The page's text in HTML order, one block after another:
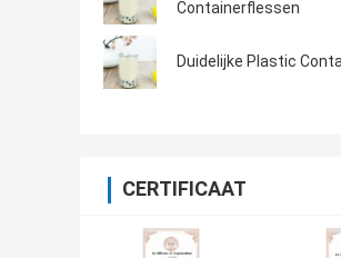
Containerflessen
Duidelijke Plastic
CERTIFICAAT